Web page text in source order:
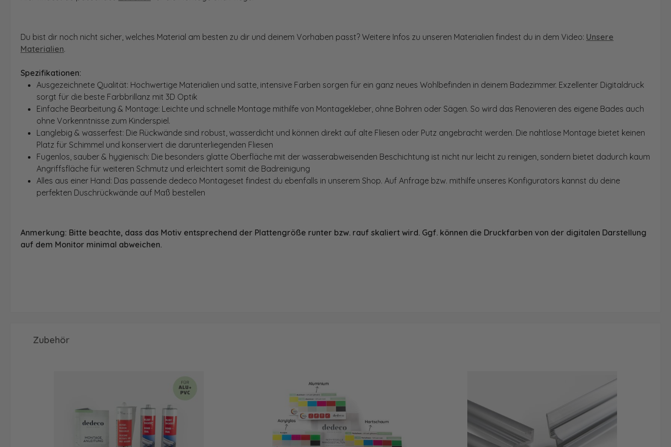
Du bist dir noch nicht sicher, welches Material am besten zu dir und deinem Vorhaben passt? Weitere Infos zu unseren Materialien findest du in dem Video: Unsere
Materialien.
Spezifikationen:
Ausgezeichnete Qualität: Hochwertige Materialien und satte, intensive Farben sorgen für ein ganz neues Wohlbefinden in deinem Badezimmer. Exzellenter Digitaldruck
sorgt für die beste Farbbrillanz mit 3D Optik
Einfache Bearbeitung & Montage: Leichte und schnelle Montage mithilfe von Montagekleber, ohne Bohren oder Sägen. So wird das Renovieren des eigene Bades auch
ohne Vorkenntnisse zum Kinderspiel.
Langlebig & wasserfest: Die Rückwände sind robust, wasserdicht und können direkt auf alte Fliesen oder Putz angebracht werden. Die nahtlose Montage bietet keinen
Platz für Schimmel und konserviert die darunterliegenden Fliesen
Fugenlos, sauber & hygienisch: Die besonders glatte Oberfläche mit der wasserabweisenden Beschichtung ist nicht nur leicht zu reinigen, sondern bietet dadurch kaum
Angriffsfläche für weiteren Schmutz und erleichtert somit die Badreinigung
Alles aus einer Hand: Das passende dedeco Montageset findest du ebenfalls in unserem Shop. Auf Anfrage bzw. mithilfe unseres Konfigurators kannst du deine
perfekten Duschrückwände auf Maß bestellen
Anmerkung: Bitte beachte, dass das Motiv entsprechend der Plattengröße runter bzw. rauf skaliert wird. Ggf. können die Druckfarben von der digitalen Darstellung
auf dem Monitor minimal abweichen.
Produktgalerie überspringen
Zubehör